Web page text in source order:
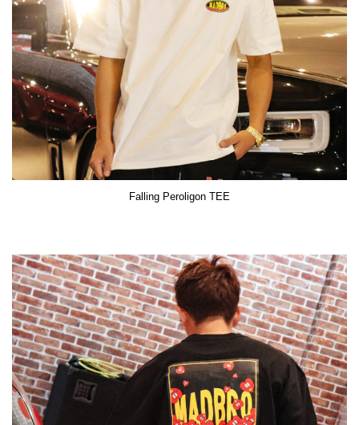
Falling Peroligon TEE